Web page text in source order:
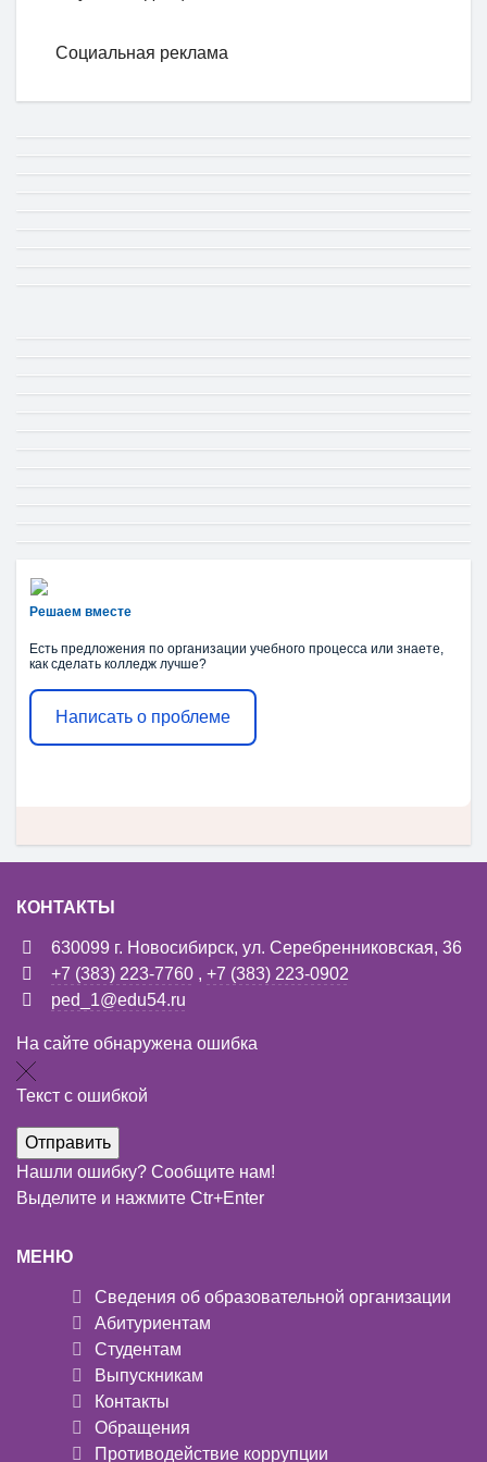
Социальная реклама
Решаем вместе
Есть предложения по организации учебного процесса или знаете,
как сделать колледж лучше?
Написать о проблеме
КОНТАКТЫ
630099 г. Новосибирск, ул. Серебренниковская, 36
+7 (383) 223-7760 , +7 (383) 223-0902
ped_1@edu54.ru
На сайте обнаружена ошибка
Текст с ошибкой
Нашли ошибку? Сообщите нам!
Выделите и нажмите Ctr+Enter
МЕНЮ
Сведения об образовательной организации
Абитуриентам
Студентам
Выпускникам
Контакты
Обращения
Противодействие коррупции